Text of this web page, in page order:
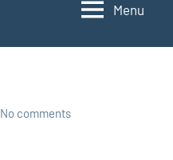
Menu
No comments